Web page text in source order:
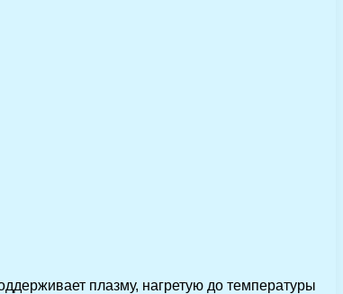
плазму, нагретую до температуры